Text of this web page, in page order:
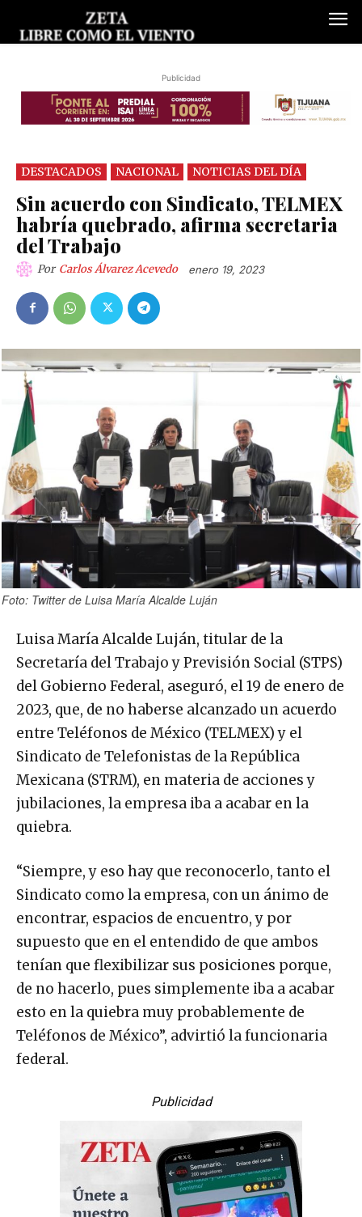
Publicidad
DESTACADOS NACIONAL NOTICIAS DEL DÍA
Sin acuerdo con Sindicato, TELMEX
habría quebrado, afirma secretaria
del Trabajo
Por Carlos Álvarez Acevedo enero 19, 2023
Foto: Twitter de Luisa María Alcalde Luján
Luisa María Alcalde Luján, titular de la
Secretaría del Trabajo y Previsión Social (STPS)
del Gobierno Federal, aseguró, el 19 de enero de
2023, que, de no haberse alcanzado un acuerdo
entre Teléfonos de México (TELMEX) y el
Sindicato de Telefonistas de la República
Mexicana (STRM), en materia de acciones y
jubilaciones, la empresa iba a acabar en la
quiebra.
“Siempre, y eso hay que reconocerlo, tanto el
Sindicato como la empresa, con un ánimo de
encontrar, espacios de encuentro, y por
supuesto que en el entendido de que ambos
tenían que flexibilizar sus posiciones porque,
de no hacerlo, pues simplemente iba a acabar
esto en la quiebra muy probablemente de
Teléfonos de México”, advirtió la funcionaria
federal.
Publicidad